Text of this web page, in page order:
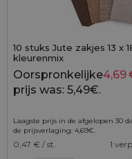
10 stuks Jute zakjes 13 x
kleurenmix
Oorspronkelijke
prijs was: 5,49€.
4,69
Laagste prijs in de afgelopen 30
de prijsverlaging: 4,69€.
0,47 € / st. 1